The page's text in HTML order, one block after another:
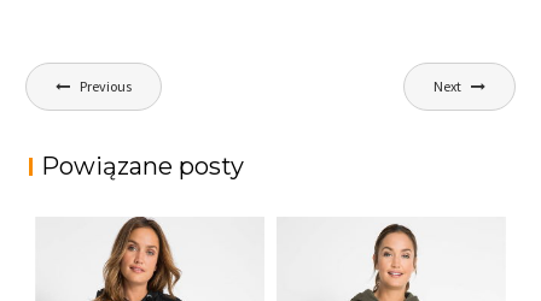
Nawigacja
wpisu
Previous Next
Powiązane posty